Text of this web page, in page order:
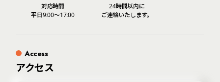
対応時間
平日9:00〜17:00
24時間以内に
ご連絡いたします。
Access
アクセス